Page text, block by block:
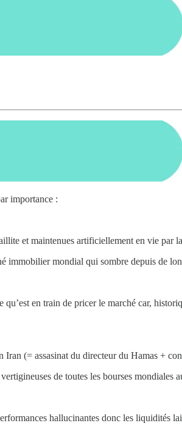
importance :
et maintenues artificiellement en vie par
immobilier mondial qui sombre depuis de
en train de pricer le marché car,
(= assasinat du directeur du Hamas +
de toutes les bourses
hallucinantes donc les liquidités